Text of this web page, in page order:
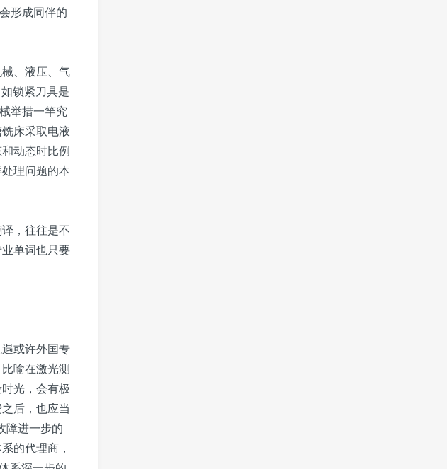
形成同伴的
、液压、气
锁紧刀具是
举措一竿究
床采取电液
动态时比例
理问题的本
，往往是不
单词也只要
或许外国专
喻在激光测
光，会有极
后，也应当
障进一步的
的代理商，